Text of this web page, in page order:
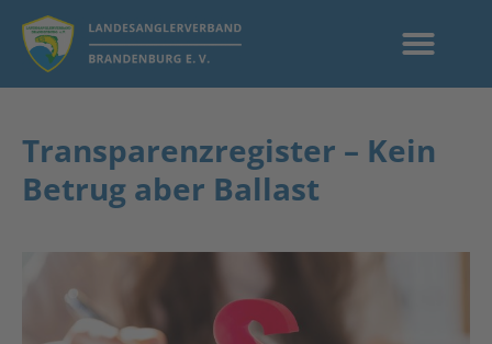
Transparenzregister – Kein
Betrug aber Ballast